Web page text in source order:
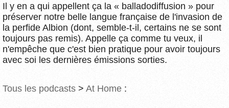
Il y en a qui appellent ça la « balladodiffusion » pour
préserver notre belle langue française de l'invasion de
la perfide Albion (dont, semble-t-il, certains ne se sont
toujours pas remis). Appelle ça comme tu veux, il
n'empêche que c'est bien pratique pour avoir toujours
avec soi les dernières émissions sorties.
Tous les podcasts > At Home :